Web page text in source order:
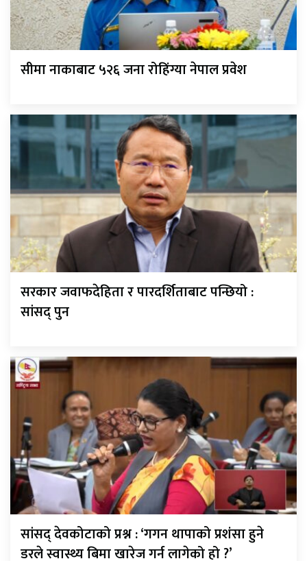
सीमा नाकाबाट ५२६ जना रोहिंग्या नेपाल प्रवेश
सरकार जवाफदेहिता र पारदर्शिताबाट पन्छियो :
सांसद् पुन
सांसद् देवकोटाको प्रश्न : ‘गगन थापाको प्रशंसा हुने
डरले स्वास्थ्य बिमा खारेज गर्न लागेको हो ?’